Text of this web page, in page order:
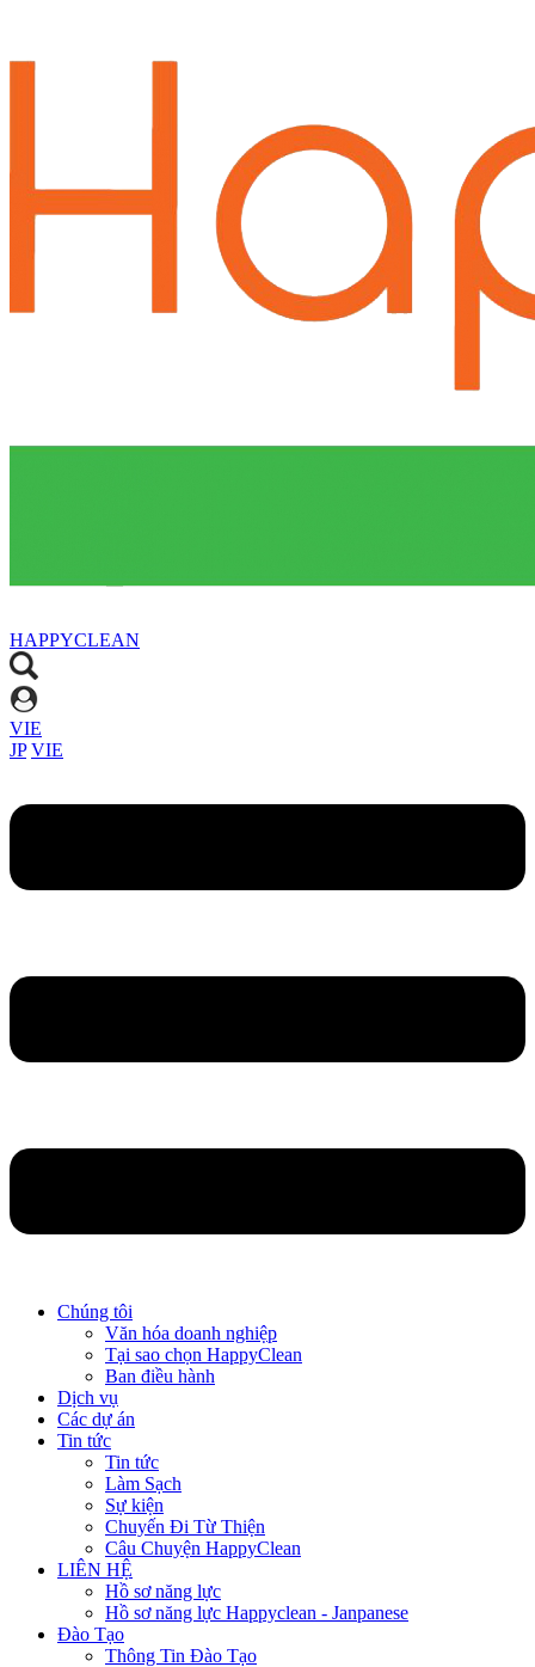
HAPPYCLEAN
VIE
JP VIE
Chúng tôi
Văn hóa doanh nghiệp
Tại sao chọn HappyClean
Ban điều hành
Dịch vụ
Các dự án
Tin tức
Tin tức
Làm Sạch
Sự kiện
Chuyến Đi Từ Thiện
Câu Chuyện HappyClean
LIÊN HỆ
Hồ sơ năng lực
Hồ sơ năng lực Happyclean - Janpanese
Đào Tạo
Thông Tin Đào Tạo